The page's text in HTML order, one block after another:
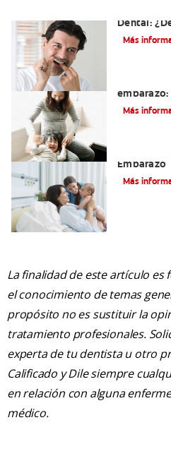
Dental:
Más
tratarlos
Más
Embarazo
Más
La finalidad de este artículo
el conocimiento de temas
propósito no es sustituir la
tratamiento profesionales.
experta de tu dentista u otro
Calificado y Dile siempre
en relación con alguna
médico.